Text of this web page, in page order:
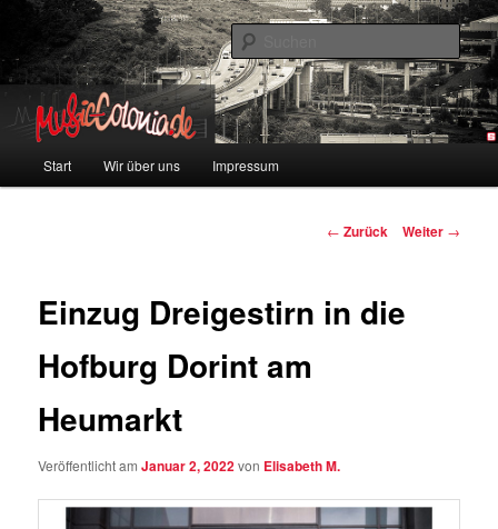
wechseln
music-colonia
Colonia und Musik!
Start Wir über uns Impressum
Beitragsnavigation
← Zurück Weiter →
Einzug Dreigestirn in die
Hofburg Dorint am
Heumarkt
Veröffentlicht amJanuar 2, 2022von Elisabeth M.